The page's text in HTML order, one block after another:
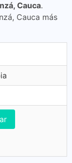
Cauca.
Cauca más